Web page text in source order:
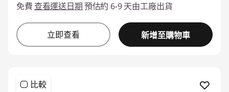
免費 查看運送日期預估約 6-9 天由工廠出貨
立即查看 新增至購物車
比較